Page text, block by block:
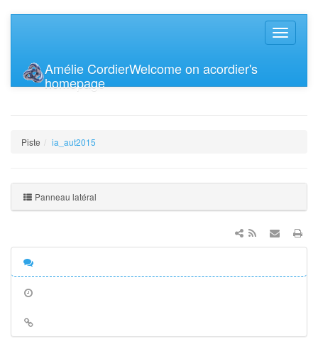
Amélie CordierWelcome on acordier's
homepage
Piste ia_aut2015
Panneau latéral
de